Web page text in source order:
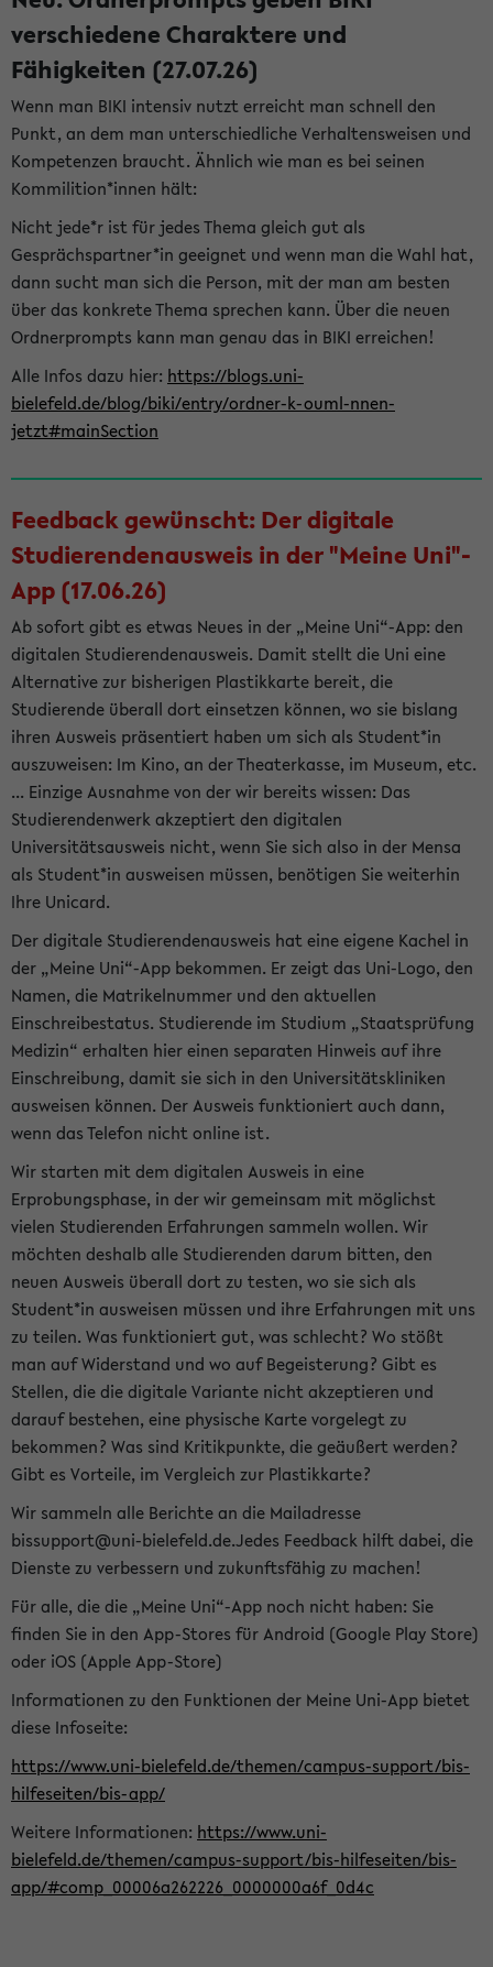
verschiedene Charaktere und
Fähigkeiten (27.07.26)
Wenn man BIKI intensiv nutzt erreicht man schnell den
Punkt, an dem man unterschiedliche Verhaltensweisen und
Kompetenzen braucht. Ähnlich wie man es bei seinen
Kommilition*innen hält:
Nicht jede*r ist für jedes Thema gleich gut als
Gesprächspartner*in geeignet und wenn man die Wahl hat,
dann sucht man sich die Person, mit der man am besten
über das konkrete Thema sprechen kann. Über die neuen
Ordnerprompts kann man genau das in BIKI erreichen!
Alle Infos dazu hier: https://blogs.uni-
bielefeld.de/blog/biki/entry/ordner-k-ouml-nnen-
jetzt#mainSection
Feedback gewünscht: Der digitale
Studierendenausweis in der "Meine Uni"-
App (17.06.26)
Ab sofort gibt es etwas Neues in der „Meine Uni“-App: den
digitalen Studierendenausweis. Damit stellt die Uni eine
Alternative zur bisherigen Plastikkarte bereit, die
Studierende überall dort einsetzen können, wo sie bislang
ihren Ausweis präsentiert haben um sich als Student*in
auszuweisen: Im Kino, an der Theaterkasse, im Museum, etc.
... Einzige Ausnahme von der wir bereits wissen: Das
Studierendenwerk akzeptiert den digitalen
Universitätsausweis nicht, wenn Sie sich also in der Mensa
als Student*in ausweisen müssen, benötigen Sie weiterhin
Ihre Unicard.
Der digitale Studierendenausweis hat eine eigene Kachel in
der „Meine Uni“-App bekommen. Er zeigt das Uni-Logo, den
Namen, die Matrikelnummer und den aktuellen
Einschreibestatus. Studierende im Studium „Staatsprüfung
Medizin“ erhalten hier einen separaten Hinweis auf ihre
Einschreibung, damit sie sich in den Universitätskliniken
ausweisen können. Der Ausweis funktioniert auch dann,
wenn das Telefon nicht online ist.
Wir starten mit dem digitalen Ausweis in eine
Erprobungsphase, in der wir gemeinsam mit möglichst
vielen Studierenden Erfahrungen sammeln wollen. Wir
möchten deshalb alle Studierenden darum bitten, den
neuen Ausweis überall dort zu testen, wo sie sich als
Student*in ausweisen müssen und ihre Erfahrungen mit uns
zu teilen. Was funktioniert gut, was schlecht? Wo stößt
man auf Widerstand und wo auf Begeisterung? Gibt es
Stellen, die die digitale Variante nicht akzeptieren und
darauf bestehen, eine physische Karte vorgelegt zu
bekommen? Was sind Kritikpunkte, die geäußert werden?
Gibt es Vorteile, im Vergleich zur Plastikkarte?
Wir sammeln alle Berichte an die Mailadresse
bissupport@uni-bielefeld.de.Jedes Feedback hilft dabei, die
Dienste zu verbessern und zukunftsfähig zu machen!
Für alle, die die „Meine Uni“-App noch nicht haben: Sie
finden Sie in den App-Stores für Android (Google Play Store)
oder iOS (Apple App-Store)
Informationen zu den Funktionen der Meine Uni-App bietet
diese Infoseite:
https://www.uni-bielefeld.de/themen/campus-support/bis-
hilfeseiten/bis-app/
Weitere Informationen: https://www.uni-
bielefeld.de/themen/campus-support/bis-hilfeseiten/bis-
app/#comp_00006a262226_0000000a6f_0d4c